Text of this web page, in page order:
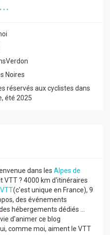
Noires
réservés aux cyclistes dans
été 2025
dans les Alpes de
VTT ? 4000 km d'itinéraires
(c'est unique en France), 9
des événements
hébergements dédiés ...
d'animer ce blog
comme moi, aiment le VTT